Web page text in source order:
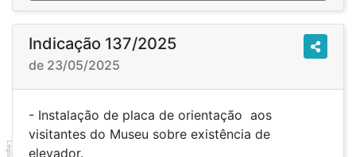
Indicação 137/2025
de 23/05/2025
- Instalação de placa de orientação aos
visitantes do Museu sobre existência de
elevador.